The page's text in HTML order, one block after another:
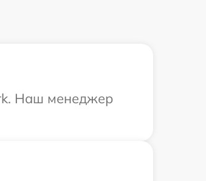
Наш менеджер